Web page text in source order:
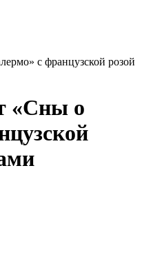
с французской розой
«Сны о